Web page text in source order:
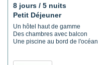
8 jours / 5 nuits
Petit Déjeuner
Un hôtel haut de gamme
Des chambres avec balcon
Une piscine au bord de l'océan